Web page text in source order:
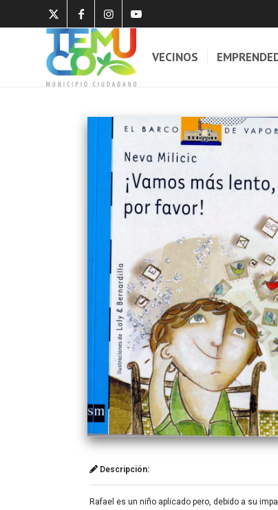
VECINOS
Descripción:
Rafael es un niño aplicado pero, debido a su